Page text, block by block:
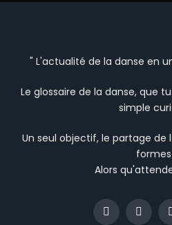
" L'actualité de la danse en
Le glossaire de la danse, que
simple
Un seul objectif, le partage de
formes.
Alors
Facebook